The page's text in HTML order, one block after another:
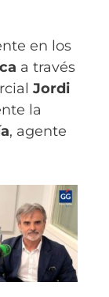
en los
a través
Jordi
la
, agente